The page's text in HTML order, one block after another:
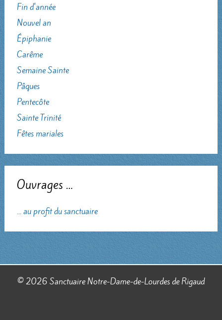
Fin d'année
Nouvel an
Épiphanie
Carême
Semaine Sainte
Pâques
Pentecôte
Sainte Trinité
Fêtes mariales
Ouvrages …
... au profit du sanctuaire
© 2026 Sanctuaire Notre-Dame-de-Lourdes de Rigaud